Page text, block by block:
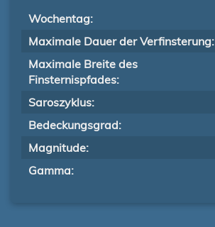
Wochentag:
Maximale Dauer der Verfinsterung:
Maximale Breite des
Finsternispfades:
Saroszyklus:
Bedeckungsgrad:
Magnitude:
Gamma: